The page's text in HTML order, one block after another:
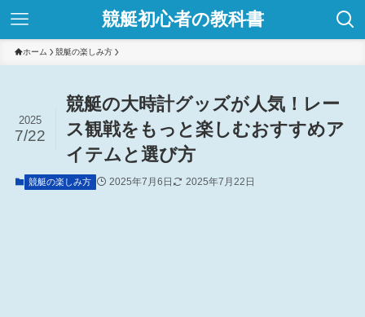
競艇初心者の教科書
ホーム 競艇の楽しみ方
競艇の大時計グッズが人気！レー
ス観戦をもっと楽しむおすすめア
イテムと選び方
2025
7/22
競艇の楽しみ方 2025年7月6日 2025年7月22日